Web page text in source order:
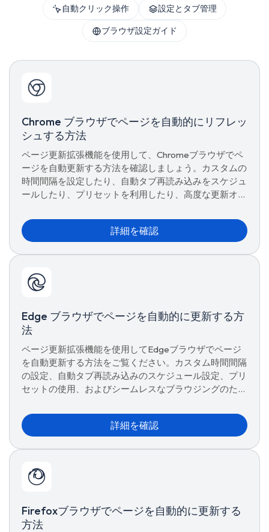
自動クリック操作 設定とタブ管理
ブラウザ設定ガイド
Chrome ブラウザでページを自動的にリフレッ
シュする方法
ページ更新拡張機能を使用して、Chromeブラウザでペ
ージを自動更新する方法を確認しましょう。カスタムの
時間間隔を設定したり、自動タブ再読み込みをスケジュ
ールしたり、プリセットを利用したり、高度な更新オプ
現できます。
詳細を確認
Edge ブラウザでページを自動的に更新する方
法
ページ更新拡張機能を使用してEdgeブラウザでページ
を自動更新する方法をご覧ください。カスタム時間間隔
の設定、自動タブ再読み込みのスケジュール設定、プリ
セットの使用、およびシームレスなブラウジングのため
詳細を確認
Firefoxブラウザでページを自動的に更新する
方法